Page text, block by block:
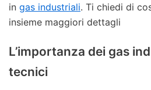
in gas industriali. Ti chiedi di
insieme maggiori dettagli
L’importanza dei gas
tecnici